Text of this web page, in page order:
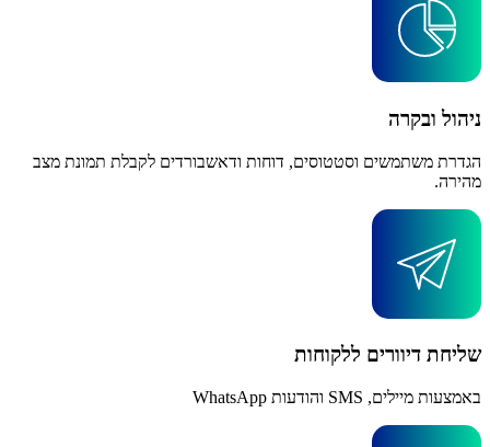
ניהול ובקרה
הגדרת משתמשים וסטטוסים, דוחות ודאשבורדים לקבלת תמונת מצב
מהירה.
שליחת דיוורים ללקוחות
באמצעות מיילים, SMS והודעות WhatsApp